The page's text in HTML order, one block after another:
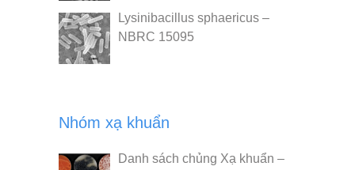
Lysinibacillus sphaericus –
NBRC 15095
Nhóm xạ khuẩn
Danh sách chủng Xạ khuẩn –